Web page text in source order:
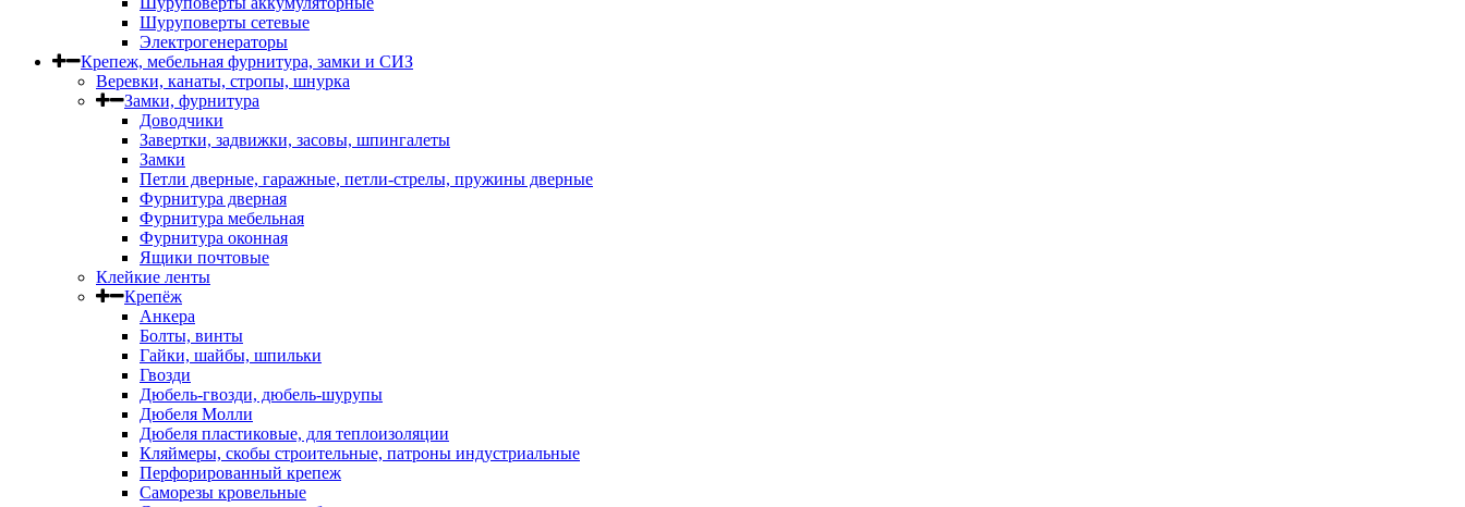
Шуруповерты сетевые
Электрогенераторы
Крепеж, мебельная фурнитура, замки и СИЗ
Веревки, канаты, стропы, шнурка
Замки, фурнитура
Доводчики
Завертки, задвижки, засовы, шпингалеты
Замки
Петли дверные, гаражные, петли-стрелы, пружины дверные
Фурнитура дверная
Фурнитура мебельная
Фурнитура оконная
Ящики почтовые
Клейкие ленты
Крепёж
Анкера
Болты, винты
Гайки, шайбы, шпильки
Гвозди
Дюбель-гвозди, дюбель-шурупы
Дюбеля Молли
Дюбеля пластиковые, для теплоизоляции
Кляймеры, скобы строительные, патроны индустриальные
Перфорированный крепеж
Саморезы кровельные